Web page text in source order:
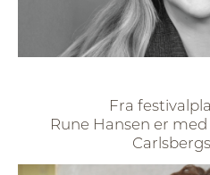
Fra
Rune Hansen er